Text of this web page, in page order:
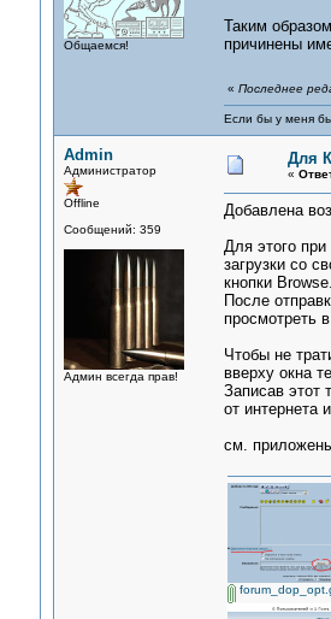
Общаемся!
Таким
причинены
« Последнее
Если бы у меня
Admin
Администратор
Offline
Сообщений: 359
Админ всегда прав!
Для
«
Добавлена
Для этого
загрузки со
кнопки Browse.
После
просмотреть
Чтобы не
вверху окна
Записав этот
от интернета
см.